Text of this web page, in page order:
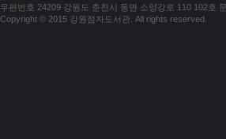
우편번호 24209 강원도 춘천시 동면 소양강로 110 102호
Copyright © 2015 강원점자도서관. All rights reserved.